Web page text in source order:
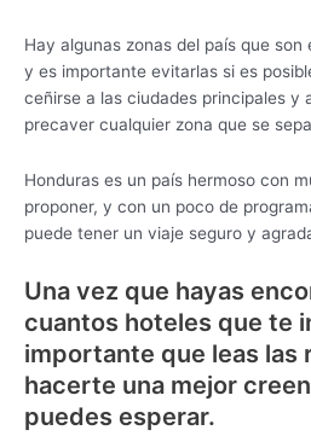
Hay algunas zonas del país que
y es importante evitarlas si es
ceñirse a las ciudades principales y
precaver cualquier zona que se
Honduras es un país hermoso con
proponer, y con un poco de
puede tener un viaje seguro y
Una vez que hayas
cuantos hoteles que te
importante que leas las
hacerte una mejor
puedes esperar.